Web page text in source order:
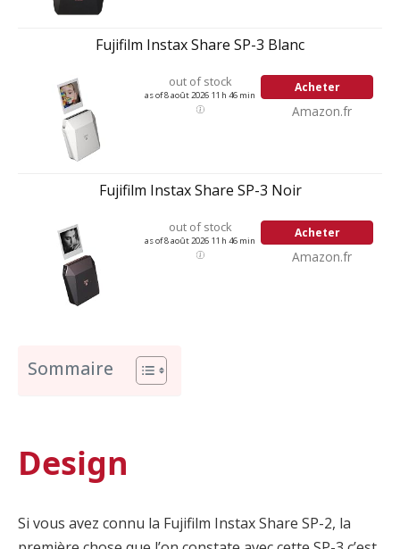
Fujifilm Instax Share SP-3 Blanc
out of stock
as of 8 août 2026 11 h 46 min
Acheter
Amazon.fr
Fujifilm Instax Share SP-3 Noir
out of stock
as of 8 août 2026 11 h 46 min
Acheter
Amazon.fr
Sommaire
Design
Si vous avez connu la Fujifilm Instax Share SP-2, la